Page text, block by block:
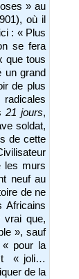
» au
où il
: « Plus
se fera
que tous
un grand
de plus
21 jours,
soldat,
de cette
les murs
neuf au
de ne
Africains
vrai que,
», sauf
« pour la
« joli…
de la